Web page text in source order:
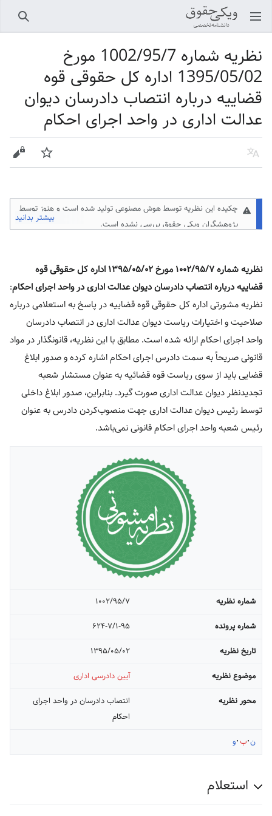
باز کردن منو اصلی جستجو
نظریه شماره 1002/95/7 مورخ
1395/05/02 اداره کل حقوقی قوه
قضاییه درباره انتصاب دادرسان دیوان
عدالت اداری در واحد اجرای احکام
زبان پیگیری ویرایش
بیشتر بدانید
چکیده این نظریه توسط هوش مصنوعی تولید شده است و هنوز توسط
پژوهشگران ویکی حقوقبررسی نشده است.
نظریه شماره ۱۰۰۲/۹۵/۷ مورخ ۱۳۹۵/۰۵/۰۲ اداره کل حقوقی قوه
قضاییه درباره انتصاب دادرسان دیوان عدالت اداری در واحد اجرای احکام:
نظریه مشورتی اداره کل حقوقی قوه قضاییه در پاسخ به استعلامی درباره
صلاحیت و اختیارات ریاست دیوان عدالت اداری در انتصاب دادرسان
واحد اجرای احکام ارائه شده است. مطابق با این نظریه، قانونگذار در مواد
قانونی صریحاً به سمت دادرس اجرای احکام اشاره کرده و صدور ابلاغ
قضایی باید از سوی ریاست قوه قضائیه به عنوان مستشار شعبه
تجدیدنظر دیوان عدالت اداری صورت گیرد. بنابراین، صدور ابلاغ داخلی
توسط رئیس دیوان عدالت اداری جهت منصوب‌کردن دادرس به عنوان
رئیس شعبه واحد اجرای احکام قانونی نمی‌باشد.
شماره نظریه
۱۰۰۲/۹۵/۷
شماره پرونده
۶۲۴-۷/۱-۹۵
تاریخ نظریه
۱۳۹۵/۰۵/۰۲
موضوع نظریه
آیین دادرسی اداری
محور نظریه
انتصاب دادرسان در واحد اجرای
احکام
ن ب و
استعلام